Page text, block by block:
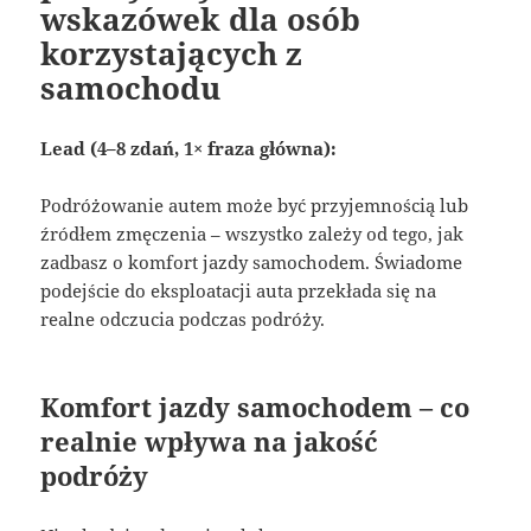
wskazówek dla osób
korzystających z
samochodu
Lead (4–8 zdań, 1× fraza główna):
Podróżowanie autem może być przyjemnością lub
źródłem zmęczenia – wszystko zależy od tego, jak
zadbasz o komfort jazdy samochodem. Świadome
podejście do eksploatacji auta przekłada się na
realne odczucia podczas podróży.
Komfort jazdy samochodem – co
realnie wpływa na jakość
podróży